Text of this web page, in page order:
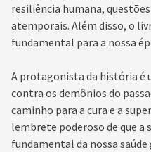
resiliência humana,
atemporais. Além disso, o
fundamental para a nossa
A protagonista da história é
contra os demônios do
caminho para a cura e a
lembrete poderoso de que a
fundamental da nossa